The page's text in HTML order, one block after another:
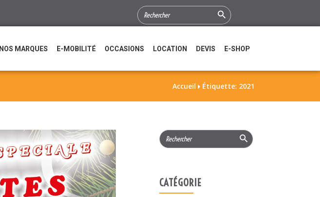
SEARCH
FOR:
Search Button
NOS MARQUES E-MOBILITÉ OCCASIONS LOCATION DEVIS E-SHOP
Accueil  Étiquette: 2021
Search
for:
Search Button
CATÉGORIE